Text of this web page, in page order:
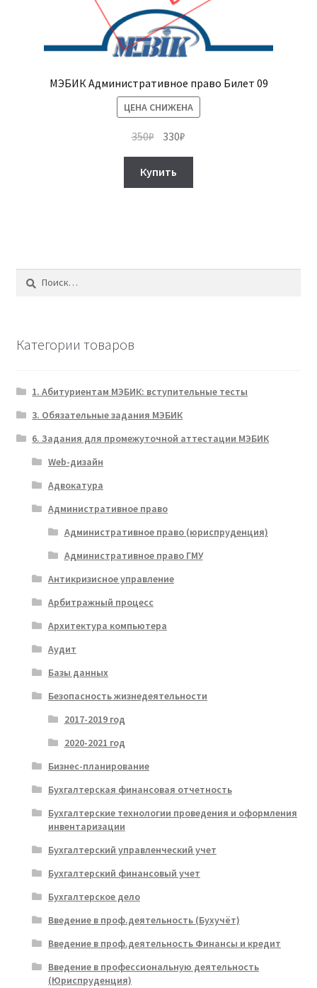
МЭБИК Административное право Билет 09
ЦЕНА СНИЖЕНА
350₽ Первоначальная
составляла
350₽.
330₽
Купить
Найти:
Категории товаров
1. Абитуриентам МЭБИК: вступительные тесты
3. Обязательные задания МЭБИК
6. Задания для промежуточной аттестации МЭБИК
Web-дизайн
Адвокатура
Административное право
Административное право (юриспруденция)
Административное право ГМУ
Антикризисное управление
Арбитражный процесс
Архитектура компьютера
Аудит
Базы данных
Безопасность жизнедеятельности
2017-2019 год
2020-2021 год
Бизнес-планирование
Бухгалтерская финансовая отчетность
Бухгалтерские технологии проведения и оформления
инвентаризации
Бухгалтерский управленческий учет
Бухгалтерский финансовый учет
Бухгалтерское дело
Введение в проф.деятельность (Бухучёт)
Введение в проф.деятельность Финансы и кредит
Введение в профессиональную деятельность
(Юриспруденция)